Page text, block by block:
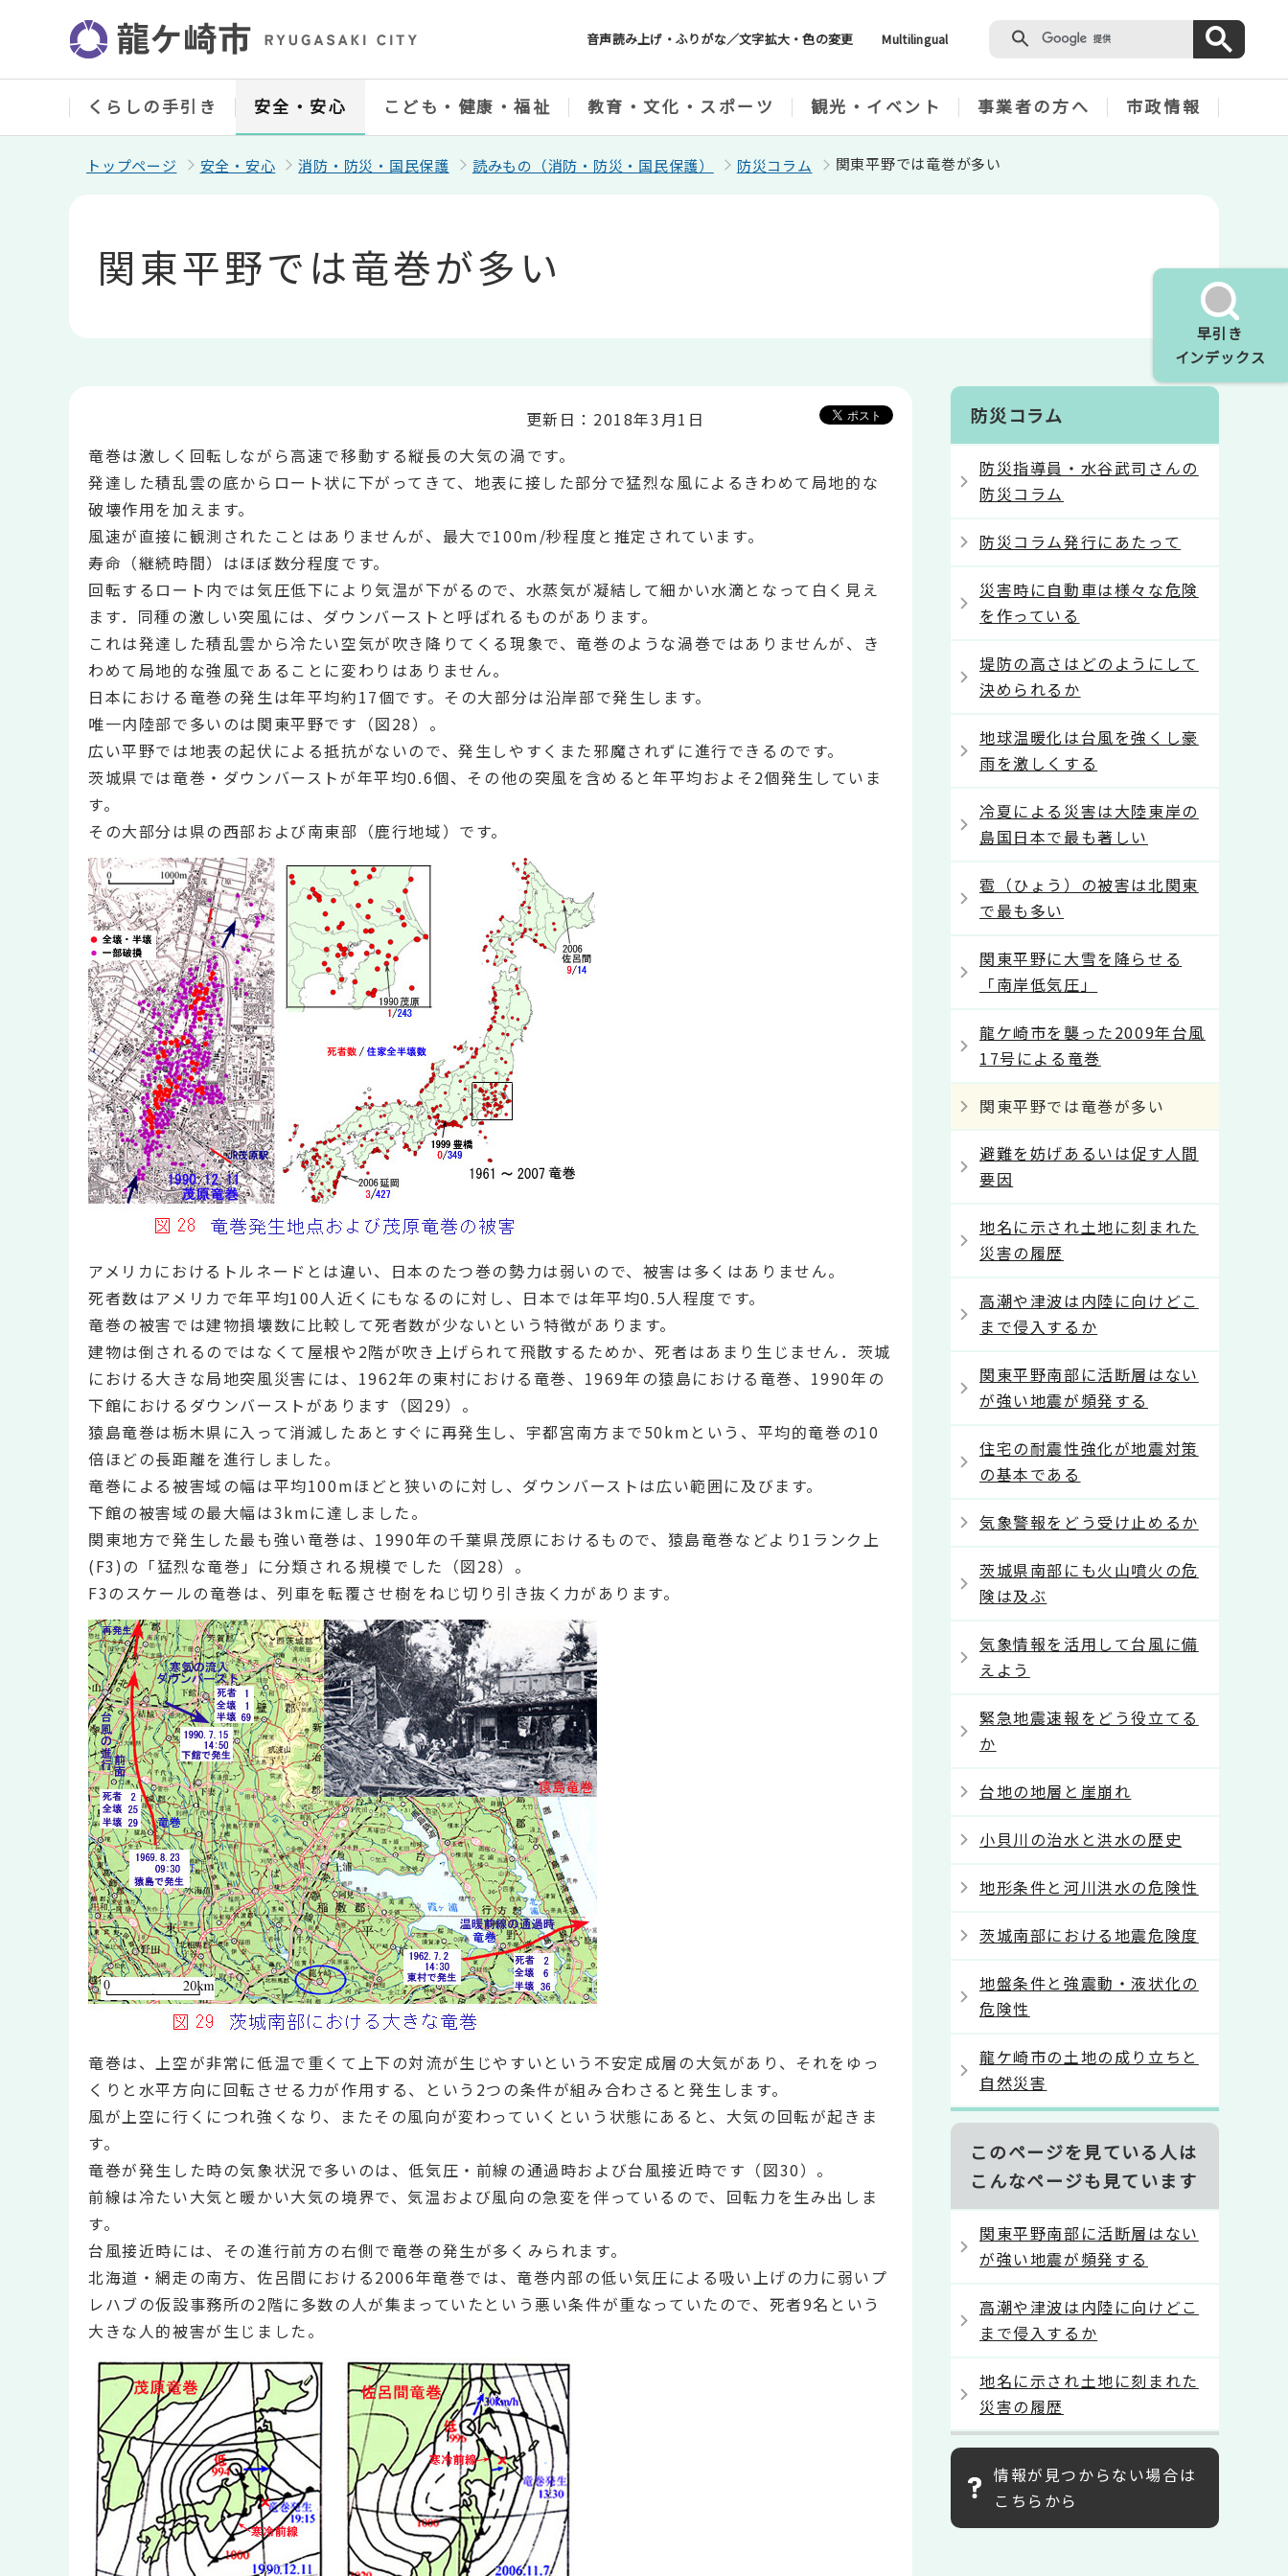
ジ
音声読み上げ・ふりがな／文字拡大・色の変更 Multilingual
早引き
インデックス
くらしの手引き 安全・安心 こども・健康・福祉 教育・文化・スポーツ 観光・イベント 事業者の方へ 市政情報
トップページ 安全・安心 消防・防災・国民保護 読みもの（消防・防災・国民保護） 防災コラム 関東平野では竜巻が多い
関東平野では竜巻が多い
更新日：2018年3月1日
竜巻は激しく回転しながら高速で移動する縦長の大気の渦です。
発達した積乱雲の底からロート状に下がってきて、地表に接した部分で猛烈な風によるきわめて局地的な
破壊作用を加えます。
風速が直接に観測されたことはありませんが、最大で100m/秒程度と推定されています。
寿命（継続時間）はほぼ数分程度です。
回転するロート内では気圧低下により気温が下がるので、水蒸気が凝結して細かい水滴となって白く見え
ます．同種の激しい突風には、ダウンバーストと呼ばれるものがあります。
これは発達した積乱雲から冷たい空気が吹き降りてくる現象で、竜巻のような渦巻ではありませんが、き
わめて局地的な強風であることに変わりはありません。
日本における竜巻の発生は年平均約17個です。その大部分は沿岸部で発生します。
唯一内陸部で多いのは関東平野です（図28）。
広い平野では地表の起伏による抵抗がないので、発生しやすくまた邪魔されずに進行できるのです。
茨城県では竜巻・ダウンバーストが年平均0.6個、その他の突風を含めると年平均およそ2個発生していま
す。
その大部分は県の西部および南東部（鹿行地域）です。
アメリカにおけるトルネードとは違い、日本のたつ巻の勢力は弱いので、被害は多くはありません。
死者数はアメリカで年平均100人近くにもなるのに対し、日本では年平均0.5人程度です。
竜巻の被害では建物損壊数に比較して死者数が少ないという特徴があります。
建物は倒されるのではなくて屋根や2階が吹き上げられて飛散するためか、死者はあまり生じません．茨城
における大きな局地突風災害には、1962年の東村における竜巻、1969年の猿島における竜巻、1990年の
下館におけるダウンバーストがあります（図29）。
猿島竜巻は栃木県に入って消滅したあとすぐに再発生し、宇都宮南方まで50kmという、平均的竜巻の10
倍ほどの長距離を進行しました。
竜巻による被害域の幅は平均100mほどと狭いのに対し、ダウンバーストは広い範囲に及びます。
下館の被害域の最大幅は3kmに達しました。
関東地方で発生した最も強い竜巻は、1990年の千葉県茂原におけるもので、猿島竜巻などより1ランク上
(F3)の「猛烈な竜巻」に分類される規模でした（図28）。
F3のスケールの竜巻は、列車を転覆させ樹をねじ切り引き抜く力があります。
竜巻は、上空が非常に低温で重くて上下の対流が生じやすいという不安定成層の大気があり、それをゆっ
くりと水平方向に回転させる力が作用する、という2つの条件が組み合わさると発生します。
風が上空に行くにつれ強くなり、またその風向が変わっていくという状態にあると、大気の回転が起きま
す。
竜巻が発生した時の気象状況で多いのは、低気圧・前線の通過時および台風接近時です（図30）。
前線は冷たい大気と暖かい大気の境界で、気温および風向の急変を伴っているので、回転力を生み出しま
す。
台風接近時には、その進行前方の右側で竜巻の発生が多くみられます。
北海道・網走の南方、佐呂間における2006年竜巻では、竜巻内部の低い気圧による吸い上げの力に弱いプ
レハブの仮設事務所の2階に多数の人が集まっていたという悪い条件が重なっていたので、死者9名という
大きな人的被害が生じました。
防災コラム
防災指導員・水谷武司さんの
防災コラム
防災コラム発行にあたって
災害時に自動車は様々な危険
を作っている
堤防の高さはどのようにして
決められるか
地球温暖化は台風を強くし豪
雨を激しくする
冷夏による災害は大陸東岸の
島国日本で最も著しい
雹（ひょう）の被害は北関東
で最も多い
関東平野に大雪を降らせる
「南岸低気圧」
龍ケ崎市を襲った2009年台風
17号による竜巻
関東平野では竜巻が多い
避難を妨げあるいは促す人間
要因
地名に示され土地に刻まれた
災害の履歴
高潮や津波は内陸に向けどこ
まで侵入するか
関東平野南部に活断層はない
が強い地震が頻発する
住宅の耐震性強化が地震対策
の基本である
気象警報をどう受け止めるか
茨城県南部にも火山噴火の危
険は及ぶ
気象情報を活用して台風に備
えよう
緊急地震速報をどう役立てる
か
台地の地層と崖崩れ
小貝川の治水と洪水の歴史
地形条件と河川洪水の危険性
茨城南部における地震危険度
地盤条件と強震動・液状化の
危険性
龍ケ崎市の土地の成り立ちと
自然災害
このページを見ている人は
こんなページも見ています
関東平野南部に活断層はない
が強い地震が頻発する
高潮や津波は内陸に向けどこ
まで侵入するか
地名に示され土地に刻まれた
災害の履歴
情報が見つからない場合は
こちらから